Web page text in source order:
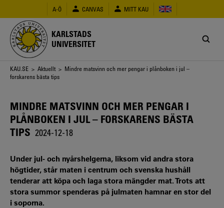
huvudinnehåll
A-Ö CANVAS MITT KAU
KARLSTADS
UNIVERSITET
Länkstig
KAU.SE > Aktuellt > Mindre matsvinn och mer pengar i plånboken i jul –
forskarens bästa tips
MINDRE MATSVINN OCH MER PENGAR I
PLÅNBOKEN I JUL – FORSKARENS BÄSTA
TIPS 2024-12-18
Under jul- och nyårshelgerna, liksom vid andra stora
högtider, står maten i centrum och svenska hushåll
tenderar att köpa och laga stora mängder mat. Trots att
stora summor spenderas på julmaten hamnar en stor del
i soporna.